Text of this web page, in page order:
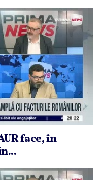
face, în